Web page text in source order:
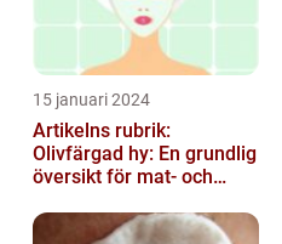
15 januari 2024
Artikelns rubrik:
Olivfärgad hy: En grundlig
översikt för mat- och